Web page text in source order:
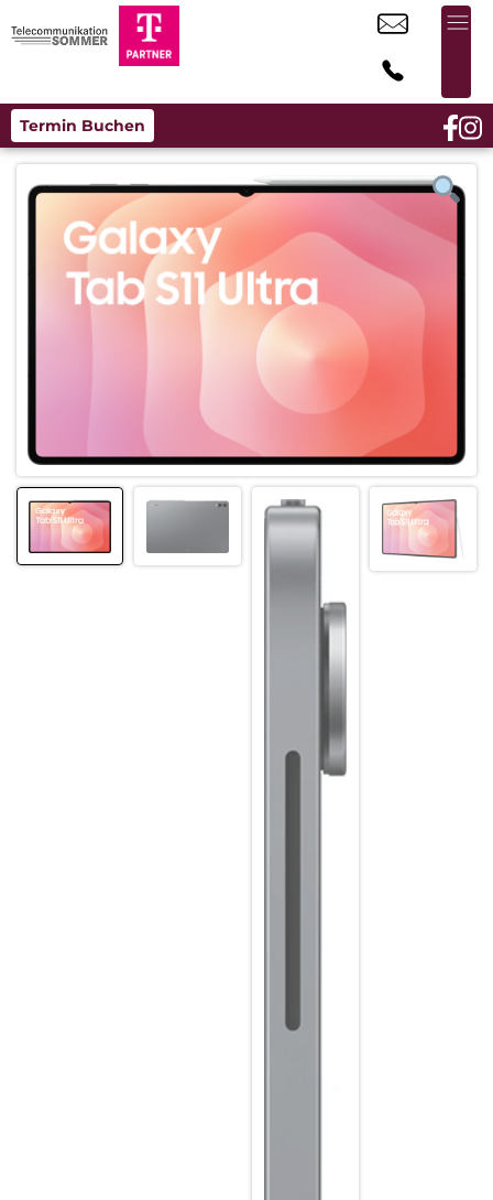
Termin Buchen